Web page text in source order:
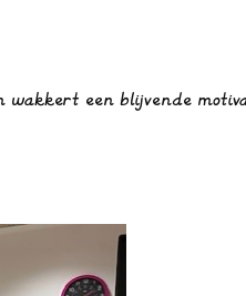
wakkert een blijvende